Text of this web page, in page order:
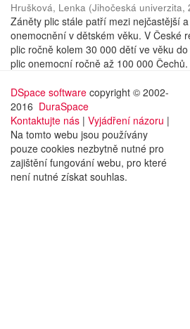
Hrušková, Lenka (Jihočeská univerzita,
Záněty plic stále patří mezi nejčastější
onemocnění v dětském věku. V České
plic ročně kolem 30 000 dětí ve věku
plic onemocní ročně až 100 000 Čechů.
DSpace software copyright © 2002-
2016 DuraSpace
Kontaktujte nás | Vyjádření názoru |
Na tomto webu jsou používány
pouze cookies nezbytně nutné pro
zajištění fungování webu, pro které
není nutné získat souhlas.